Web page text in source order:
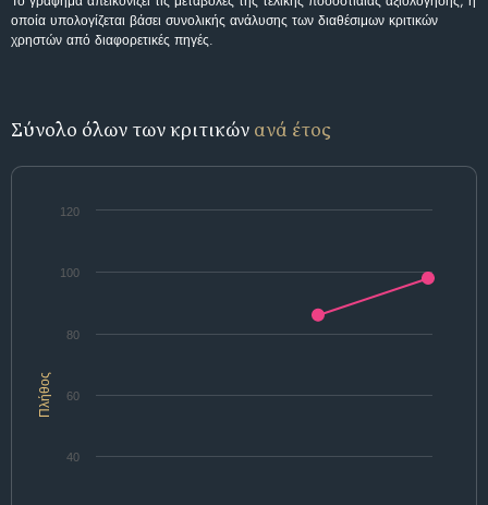
οποία υπολογίζεται βάσει συνολικής ανάλυσης των διαθέσιμων κριτικών
χρηστών από διαφορετικές πηγές.
Σύνολο όλων των κριτικών ανά έτος
Πλήθος
40
60
80
100
120